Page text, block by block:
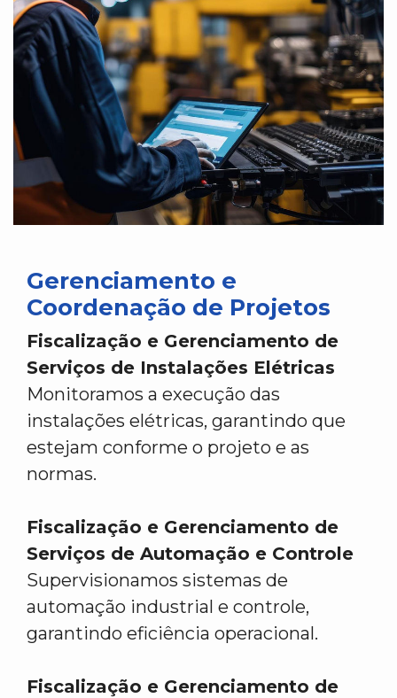
Gerenciamento e
Coordenação de Projetos
Fiscalização e Gerenciamento de
Serviços de Instalações Elétricas
Monitoramos a execução das
instalações elétricas, garantindo que
estejam conforme o projeto e as
normas.
Fiscalização e Gerenciamento de
Serviços de Automação e Controle
Supervisionamos sistemas de
automação industrial e controle,
garantindo eficiência operacional.
Fiscalização e Gerenciamento de